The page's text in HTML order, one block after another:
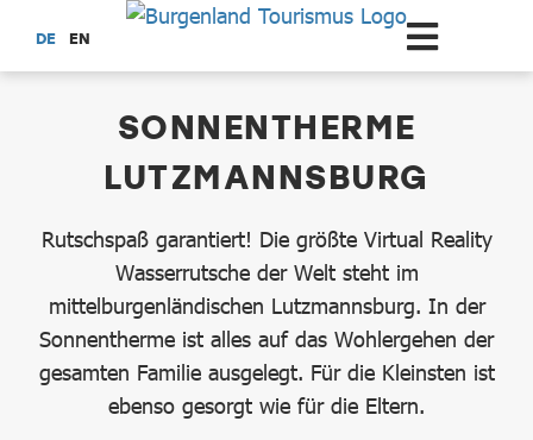
Zum Hauptinhalt springen
DE EN
SONNENTHERME
LUTZMANNSBURG
Rutschspaß garantiert! Die größte Virtual Reality
Wasserrutsche der Welt steht im
mittelburgenländischen Lutzmannsburg. In der
Sonnentherme ist alles auf das Wohlergehen der
gesamten Familie ausgelegt. Für die Kleinsten ist
ebenso gesorgt wie für die Eltern.